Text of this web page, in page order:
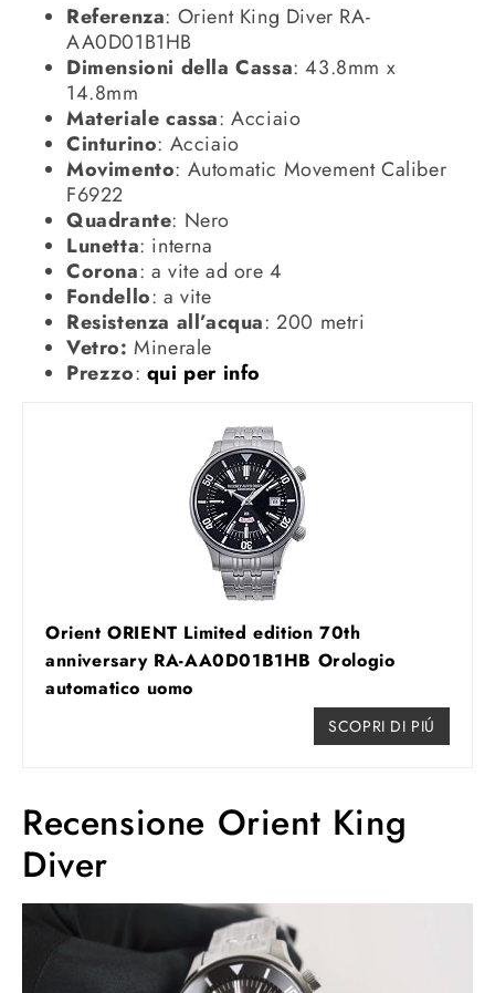
Referenza: Orient King Diver RA-
AA0D01B1HB
Dimensioni della Cassa: 43.8mm x
14.8mm
Materiale cassa: Acciaio
Cinturino: Acciaio
Movimento: Automatic Movement Caliber
F6922
Quadrante: Nero
Lunetta: interna
Corona: a vite ad ore 4
Fondello: a vite
Resistenza all’acqua: 200 metri
Vetro:Minerale
Prezzo: qui per info
Orient ORIENT Limited edition 70th
anniversary RA-AA0D01B1HB Orologio
automatico uomo
SCOPRI DI PIÚ
Recensione Orient King
Diver